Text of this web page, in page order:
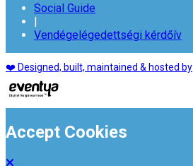
Social Guide
Vendégelégedettségi kérdőív
❤️ Designed, built, maintained & hosted by
Accept Cookies